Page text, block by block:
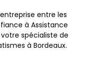
entre les
à Assistance
spécialiste de
à Bordeaux.